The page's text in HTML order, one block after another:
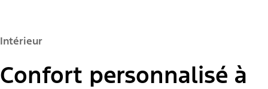
Intérieur
Confort personnalisé à